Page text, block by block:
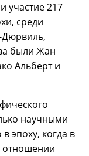
участие 217
среди
были Жан
Альберт и
научными
эпоху, когда в
отношении